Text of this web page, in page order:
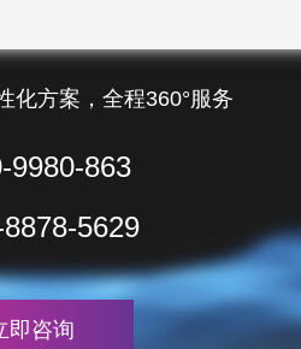
化方案，全程360°服务
9980-863
5629
即咨询